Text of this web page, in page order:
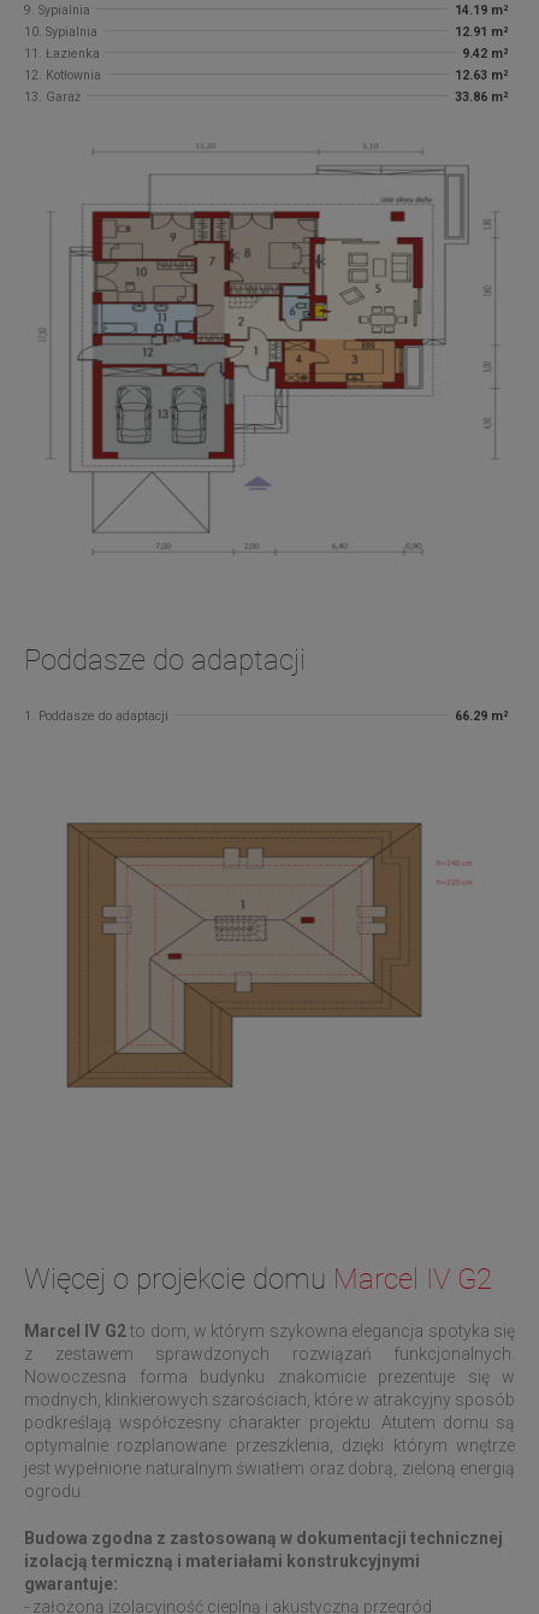
9. Sypialnia
14.19 m²
10. Sypialnia
12.91 m²
11. Łazienka
9.42 m²
12. Kotłownia
12.63 m²
13. Garaż
33.86 m²
Poddasze do adaptacji
1. Poddasze do adaptacji 66.29 m²
Więcej o projekcie domu Marcel IV G2
Marcel IV G2to dom, w którym szykowna elegancja spotyka się
z zestawem sprawdzonych rozwiązań funkcjonalnych.
Nowoczesna forma budynku znakomicie prezentuje się w
modnych, klinkierowych szarościach, które w atrakcyjny sposób
podkreślają współczesny charakter projektu. Atutem domu są
optymalnie rozplanowane przeszklenia, dzięki którym wnętrze
jest wypełnione naturalnym światłem oraz dobrą, zieloną energią
ogrodu.
Budowa zgodna z zastosowaną w dokumentacji technicznej
izolacją termiczną i materiałami konstrukcyjnymi
gwarantuje:
- założoną izolacyjność cieplną i akustyczną przegród